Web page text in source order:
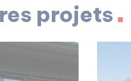
projets